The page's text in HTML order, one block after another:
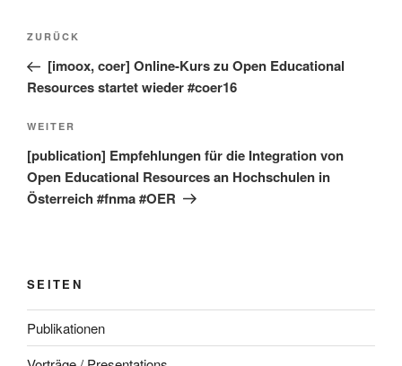
Beitragsnavigation
Vorheriger
Beitrag
ZURÜCK
[imoox, coer] Online-Kurs zu Open Educational
Resources startet wieder #coer16
Nächster
Beitrag
WEITER
[publication] Empfehlungen für die Integration von
Open Educational Resources an Hochschulen in
Österreich #fnma #OER
SEITEN
Publikationen